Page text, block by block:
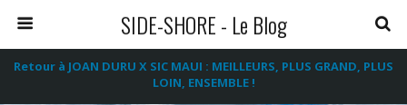
SIDE-SHORE - Le Blog
Retour à JOAN DURU X SIC MAUI : MEILLEURS, PLUS GRAND, PLUS
LOIN, ENSEMBLE !